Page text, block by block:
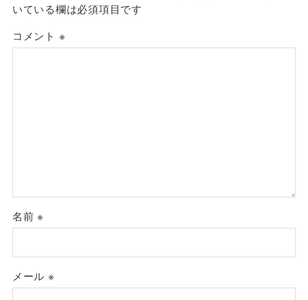
いている欄は必須項目です
コメント ※
名前※
メール ※